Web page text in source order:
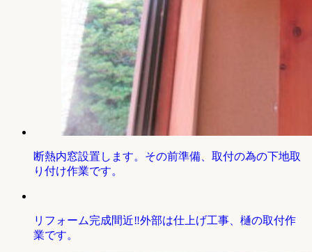
断熱内窓設置します。その前準備、取付の為の下地取
り付け作業です。
リフォーム完成間近‼外部は仕上げ工事、樋の取付作
業です。